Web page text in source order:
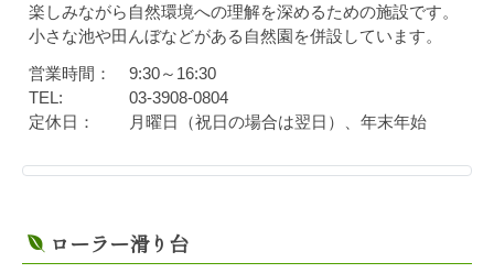
楽しみながら自然環境への理解を深めるための施設です。
小さな池や田んぼなどがある自然園を併設しています。
営業時間：
9:30～16:30
TEL:
03-3908-0804
定休日：
月曜日（祝日の場合は翌日）、年末年始
ローラー滑り台